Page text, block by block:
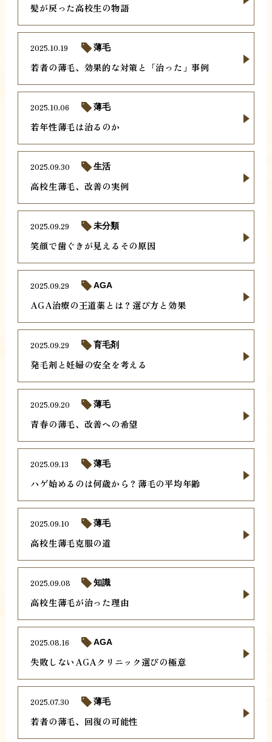
髪が戻った高校生の物語
若者の薄毛、効果的な対策と「治った」事例
2025.10.19 薄毛
若年性薄毛は治るのか
2025.10.06 薄毛
高校生薄毛、改善の実例
2025.09.30 生活
笑顔で歯ぐきが見えるその原因
2025.09.29 未分類
AGA治療の王道薬とは？選び方と効果
2025.09.29 AGA
発毛剤と妊婦の安全を考える
2025.09.29 育毛剤
青春の薄毛、改善への希望
2025.09.20 薄毛
ハゲ始めるのは何歳から？薄毛の平均年齢
2025.09.13 薄毛
高校生薄毛克服の道
2025.09.10 薄毛
高校生薄毛が治った理由
2025.09.08 知識
失敗しないAGAクリニック選びの極意
2025.08.16 AGA
若者の薄毛、回復の可能性
2025.07.30 薄毛